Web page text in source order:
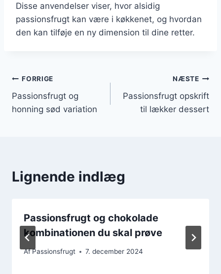
Disse anvendelser viser, hvor alsidig
passionsfrugt kan være i køkkenet, og hvordan
den kan tilføje en ny dimension til dine retter.
Indlægsnavigation
FORRIGE
Passionsfrugt og
honning sød variation
NÆSTE
Passionsfrugt opskrift
til lækker dessert
Lignende indlæg
Passionsfrugt og chokolade
kombinationen du skal prøve
AfPassionsfrugt 7. december 2024